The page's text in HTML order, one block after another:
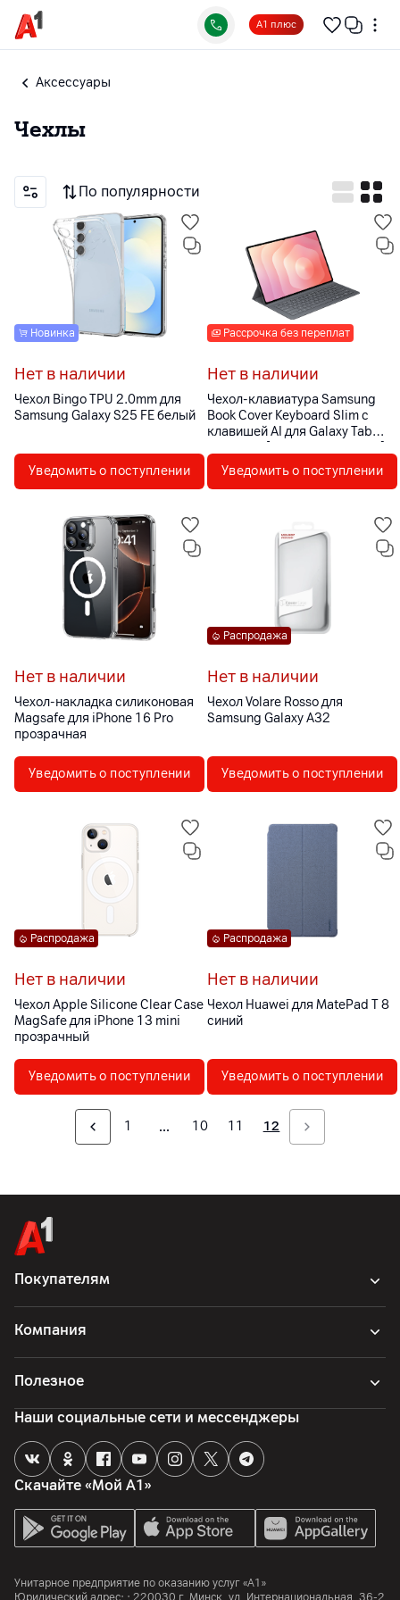
А1 плюс
Аксессуары
Чехлы
По популярности
Новинка
Нет в наличии
Чехол Bingo TPU 2.0mm для
Samsung Galaxy S25 FE белый
Уведомить о поступлении
Рассрочка без переплат
Нет в наличии
Чехол-клавиатура Samsung
Book Cover Keyboard Slim с
клавишей AI для Galaxy Tab
Уведомить о поступлении
Нет в наличии
Чехол-накладка силиконовая
Magsafe для iPhone 16 Pro
прозрачная
Уведомить о поступлении
Распродажа
Нет в наличии
Чехол Volare Rosso для
Samsung Galaxy A32
Уведомить о поступлении
Распродажа
Нет в наличии
Чехол Apple Silicone Clear Case
MagSafe для iPhone 13 mini
прозрачный
Уведомить о поступлении
Распродажа
Нет в наличии
Чехол Huawei для MatePad T 8
синий
Уведомить о поступлении
1 10 11 12
Покупателям
Компания
Полезное
Скачайте «Мой А1»
Наши социальные сети и мессенджеры
Унитарное предприятие по оказанию услуг «А1»
Юридический адрес: : 220030 г. Минск ул. Интернациональная, 36-2